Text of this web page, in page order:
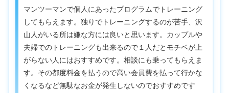
マンツーマンで個人にあったプログラムでトレーニング
してもらえます。独りでトレーニングするのが苦手、沢
山人がいる所は嫌な方には良いと思います。カップルや
夫婦でのトレーニングも出来るので１人だとモチベが上
がらない人にはおすすめです。相談にも乗ってもらえま
す。その都度料金を払うので高い会員費を払って行かな
くなるなど無駄なお金が発生しないのでおすすめです